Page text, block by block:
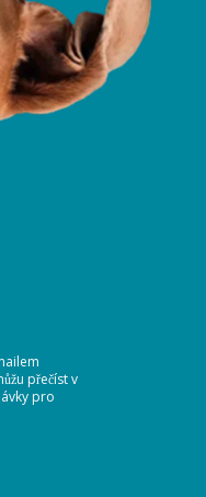
přečíst v
pro